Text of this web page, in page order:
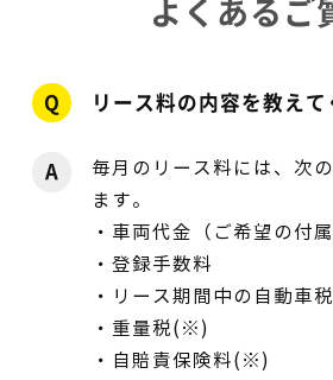
よくあるご
Q リース料の内容を教えて
A
毎月のリース料には、次
ます。
・車両代金（ご希望の付
・登録手数料
・リース期間中の自動車
・重量税(※)
・自賠責保険料(※)